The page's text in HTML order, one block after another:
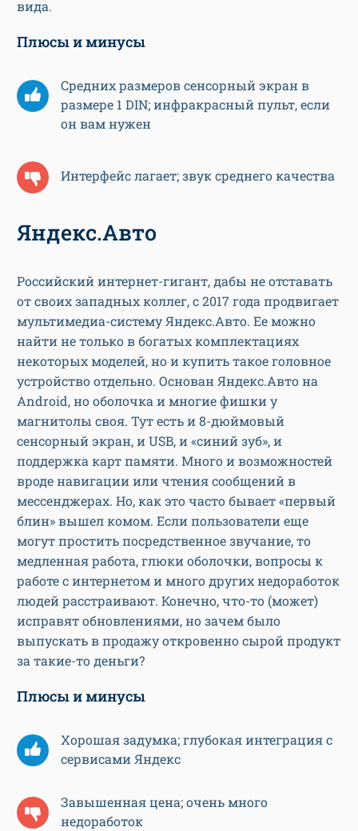
вида.
Плюсы и минусы
Средних размеров сенсорный экран в
размере 1 DIN; инфракрасный пульт, если
он вам нужен
Интерфейс лагает; звук среднего качества
Яндекс.Авто
Российский интернет-гигант, дабы не отставать
от своих западных коллег, с 2017 года продвигает
мультимедиа-систему Яндекс.Авто. Ее можно
найти не только в богатых комплектациях
некоторых моделей, но и купить такое головное
устройство отдельно. Основан Яндекс.Авто на
Android, но оболочка и многие фишки у
магнитолы своя. Тут есть и 8-дюймовый
сенсорный экран, и USB, и «синий зуб», и
поддержка карт памяти. Много и возможностей
вроде навигации или чтения сообщений в
мессенджерах. Но, как это часто бывает «первый
блин» вышел комом. Если пользователи еще
могут простить посредственное звучание, то
медленная работа, глюки оболочки, вопросы к
работе с интернетом и много других недоработок
людей расстраивают. Конечно, что-то (может)
исправят обновлениями, но зачем было
выпускать в продажу откровенно сырой продукт
за такие-то деньги?
Плюсы и минусы
Хорошая задумка; глубокая интеграция с
сервисами Яндекс
Завышенная цена; очень много
недоработок